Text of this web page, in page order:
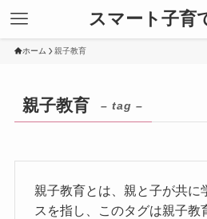
スマート子育
ホーム 親子教育
親子教育 – tag –
親子教育とは、親と子が共に
スを指し、このタグは親子教